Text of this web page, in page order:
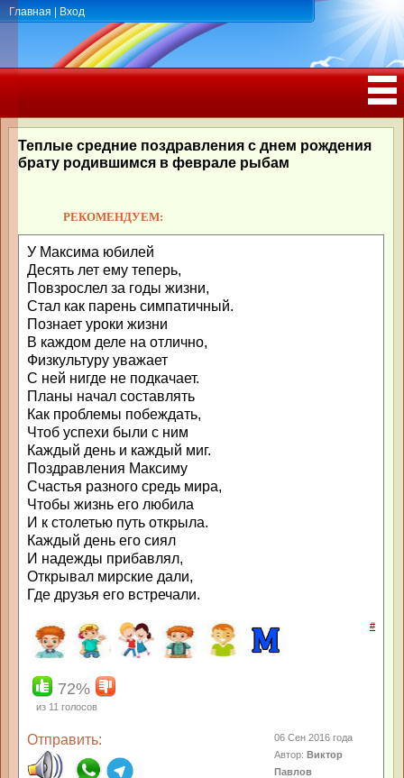
Главная Вход
РОЖДЕНИЯ, ЮБИЛЕЕМ
Теплые средние поздравления с днем рождения
брату родившимся в феврале рыбам
РЕКОМЕНДУЕМ:
У Максима юбилей
Десять лет ему теперь,
Повзрослел за годы жизни,
Стал как парень симпатичный.
Познает уроки жизни
В каждом деле на отлично,
Физкультуру уважает
С ней нигде не подкачает.
Планы начал составлять
Как проблемы побеждать,
Чтоб успехи были с ним
Каждый день и каждый миг.
Поздравления Максиму
Счастья разного средь мира,
Чтобы жизнь его любила
И к столетью путь открыла.
Каждый день его сиял
И надежды прибавлял,
Открывал мирские дали,
Где друзья его встречали.
#
72%
из 11 голосов
Отправить:
06 Сен 2016 года
Автор:Виктор
Павлов